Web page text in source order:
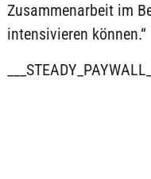
Zusammenarbeit im
intensivieren können.“